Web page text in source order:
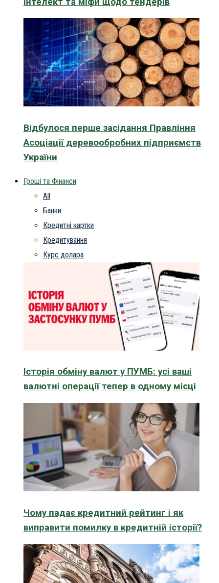
Відбулося перше засідання Правління
Асоціації деревообробних підприємств
України
Гроші та Фінанси
All
Банки
Кредитні картки
Кредитування
Курс долара
Історія обміну валют у ПУМБ: усі ваші
валютні операції тепер в одному місці
Чому падає кредитний рейтинг і як
виправити помилку в кредитній історії?